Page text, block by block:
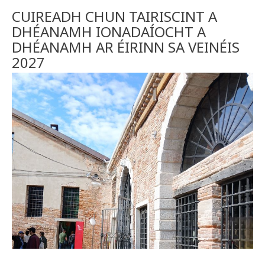
CUIREADH CHUN TAIRISCINT A
DHÉANAMH IONADAÍOCHT A
DHÉANAMH AR ÉIRINN SA VEINÉIS
2027